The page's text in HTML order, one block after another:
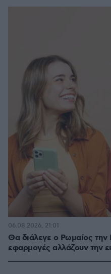
Θα διάλεγε ο Ρωμαίος την
εφαρμογές αλλάζουν την
06.08.2026, 21:01